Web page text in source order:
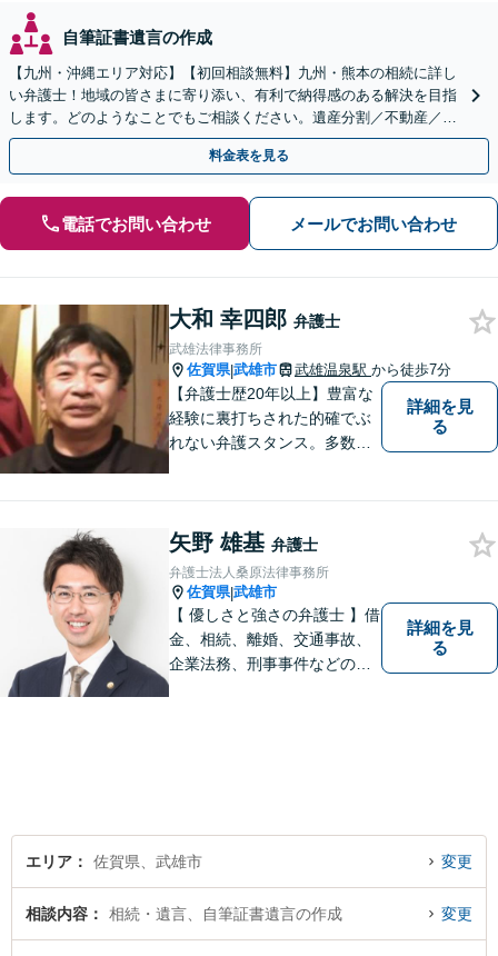
自筆証書遺言の作成
【九州・沖縄エリア対応】【初回相談無料】九州・熊本の相続に詳し
い弁護士！地域の皆さまに寄り添い、有利で納得感のある解決を目指
します。どのようなことでもご相談ください。遺産分割／不動産／遺
言書／使い込み／寄与分／遺留分／相続放棄【完全個室】
料金表を見る
電話でお問い合わせ メールでお問い合わせ
大和 幸四郎 弁護士
武雄法律事務所
佐賀県|武雄市 武雄温泉駅 から徒歩7分
【弁護士歴20年以上】豊富な
経験に裏打ちされた的確でぶ
れない弁護スタンス。多数の
法書士などとも連携しワンス
トップで解決。難事件には他
弁護士と協力も。元調停委
員。
詳細を見
る
矢野 雄基 弁護士
弁護士法人桑原法律事務所
佐賀県|武雄市
【 優しさと強さの弁護士 】借
金、相続、離婚、交通事故、
企業法務、刑事事件などのご
詳細を見
る
エリア 佐賀県、武雄市 変更
相談内容 相続・遺言、自筆証書遺言の作成 変更